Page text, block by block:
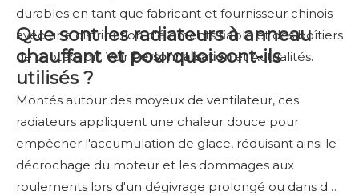
durables en tant que fabricant et fournisseur chinois
avec une distribution d'éléments fiable et des boîtiers
de protection. Voir Personnalisationet Actualités.
Que sont les radiateurs à anneau
chauffant et pourquoi sont-ils
utilisés ?
Montés autour des moyeux de ventilateur, ces
radiateurs appliquent une chaleur douce pour
empêcher l'accumulation de glace, réduisant ainsi le
décrochage du moteur et les dommages aux
roulements lors d'un dégivrage prolongé ou dans des